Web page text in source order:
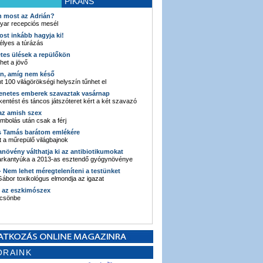
most az Adrián?
recepciós mesél
inkább hagyja ki!
a túrázás
ülések a repülőkön
a jövő
amíg nem késő
100 világörökségi helyszín tűnhet el
emberek szavaztak vasárnap
és táncos játszóteret kért a két szavazó
amish szex
után csak a férj
Tamás barátom emlékére
a műrepülő világbajnok
válthatja ki az antibiotikumokat
a 2013-as esztendő gyógynövénye
Nem lehet méregteleníteni a testünket
toxikológus elmondja az igazat
az eszkimószex